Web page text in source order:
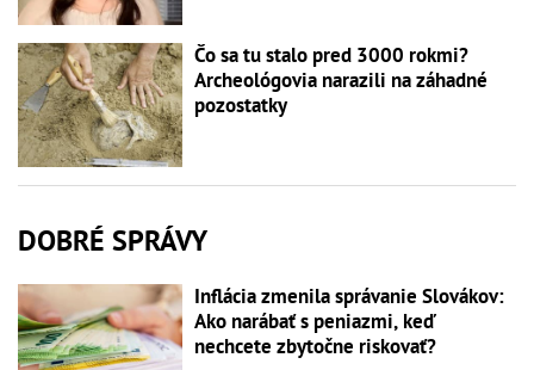
Čo sa tu stalo pred 3000 rokmi?
Archeológovia narazili na záhadné
pozostatky
DOBRÉ SPRÁVY
Inflácia zmenila správanie Slovákov:
Ako narábať s peniazmi, keď
nechcete zbytočne riskovať?